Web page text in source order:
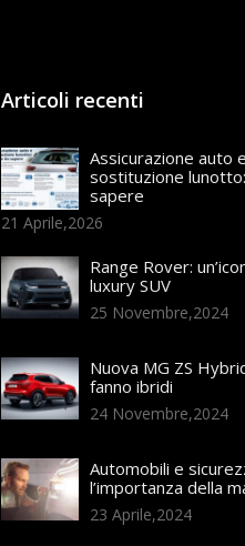
Articoli recenti
Assicurazione auto e
sostituzione
sapere
21 Aprile,2026
Range Rover:
luxury SUV
25 Novembre,2024
Nuova MG ZS
fanno ibridi
24 Novembre,2024
Automobili e
l’importanza della
23 Aprile,2024